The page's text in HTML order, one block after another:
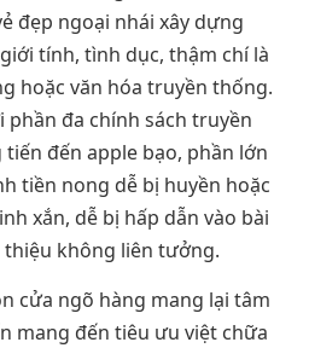
đẹp ngoại nhái xây dựng
tính, tình dục, thậm chí là
hoặc văn hóa truyền thống.
đa chính sách truyền
đến apple bạo, phần lớn
tiền nong dễ bị huyền hoặc
xắn, dễ bị hấp dẫn vào bài
không liên tưởng.
cửa ngõ hàng mang lại tâm
mang đến tiêu ưu việt chữa